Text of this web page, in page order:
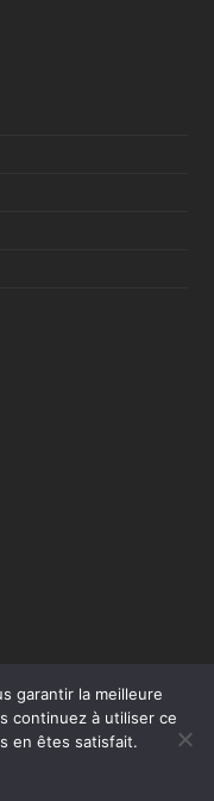
garantir la meilleure
continuez à utiliser ce
en êtes satisfait.